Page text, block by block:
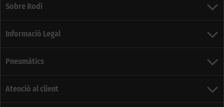
Sobre Rodi
Informació Legal
Pneumàtics
Atenció al client